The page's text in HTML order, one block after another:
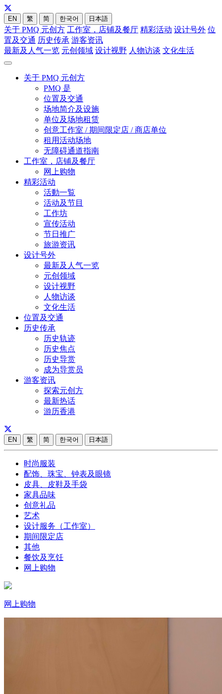
EN 繁 简 한국어 日本語
关于 PMQ 元创方 工作室，店铺及餐厅 精彩活动 设计号外 位
置及交通 历史传承 游客资讯
最新及人气一览 元创领域 设计视野 人物访谈 文化生活
关于 PMQ 元创方
PMQ 是
位置及交通
场地简介及设施
单位及场地租赁
创意工作室 / 期间限定店 / 商店单位
租用活动场地
无障碍通道指南
工作室，店铺及餐厅
网上购物
精彩活动
活動一覧
活动及节目
工作坊
宣传活动
节日推广
旅游资讯
设计号外
最新及人气一览
元创领域
设计视野
人物访谈
文化生活
位置及交通
历史传承
历史轨迹
历史焦点
历史导赏
成为导赏员
游客资讯
探索元创方
最新热话
游历香港
EN 繁 简 한국어 日本語
时尚服装
配饰、珠宝、钟表及眼镜
皮具、皮鞋及手袋
家具品味
创意礼品
艺术
设计服务（工作室）
期间限定店
其他
餐饮及烹饪
网上购物
网上购物